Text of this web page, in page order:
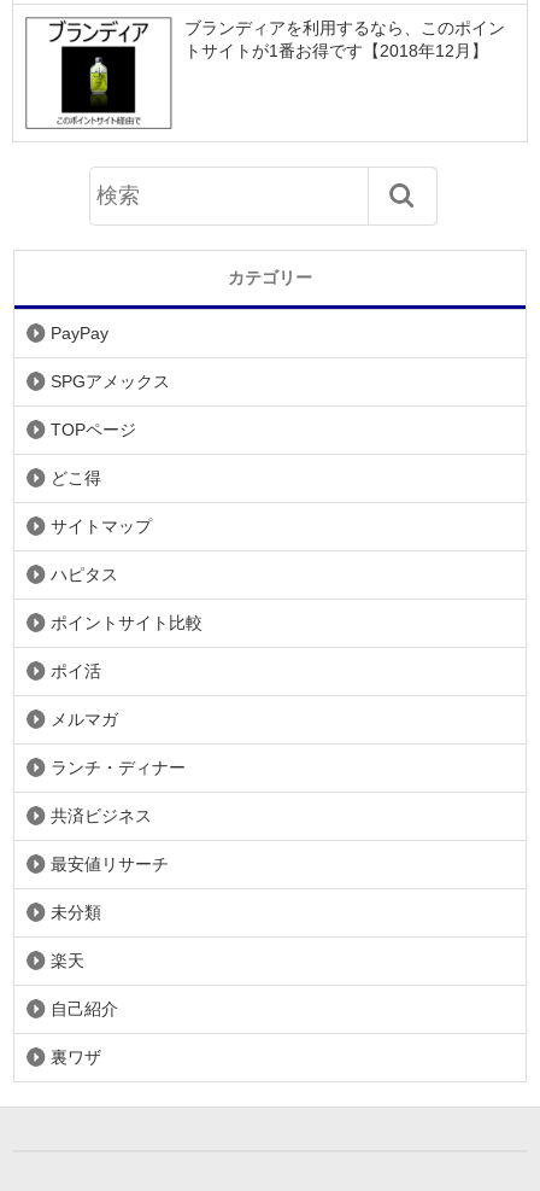
ブランディアを利用するなら、このポイン
トサイトが1番お得です【2018年12月】
カテゴリー
PayPay
SPGアメックス
TOPページ
どこ得
サイトマップ
ハピタス
ポイントサイト比較
ポイ活
メルマガ
ランチ・ディナー
共済ビジネス
最安値リサーチ
未分類
楽天
自己紹介
裏ワザ